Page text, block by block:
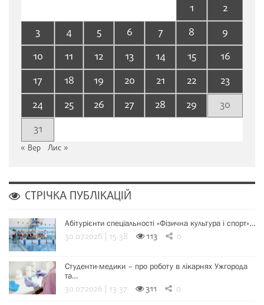
1
2
3
4 5 6 7 8
9
10
11 12 13 14 15
16
17
18 19 20 21 22
23
24
25 26 27 28 29
30
31
« Вер Лис »
СТРІЧКА ПУБЛІКАЦІЙ
Абітурієнти спеціальності «Фізична культура і спорт»…
30.07.2026 | 15:38 113 0
Студенти-медики – про роботу в лікарнях Ужгорода
та…
30.07.2026 | 13:37 311 0